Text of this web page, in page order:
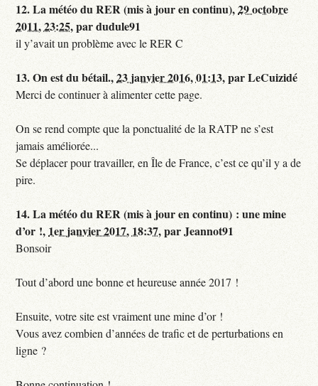
12.La météo du RER (mis à jour en continu),29 octobre
2011, 23:25,pardudule91
il y’avait un problème avec le RER C
13.On est du bétail.,23 janvier 2016, 01:13,parLeCuizidé
Merci de continuer à alimenter cette page.
On se rend compte que la ponctualité de la RATP ne s’est
jamais améliorée...
Se déplacer pour travailler, en Île de France, c’est ce qu’il y a de
pire.
14.La météo du RER (mis à jour en continu) : une mine
d’or !, 1er janvier 2017, 18:37,parJeannot91
Bonsoir
Tout d’abord une bonne et heureuse année 2017 !
Ensuite, votre site est vraiment une mine d’or !
Vous avez combien d’années de trafic et de perturbations en
ligne ?